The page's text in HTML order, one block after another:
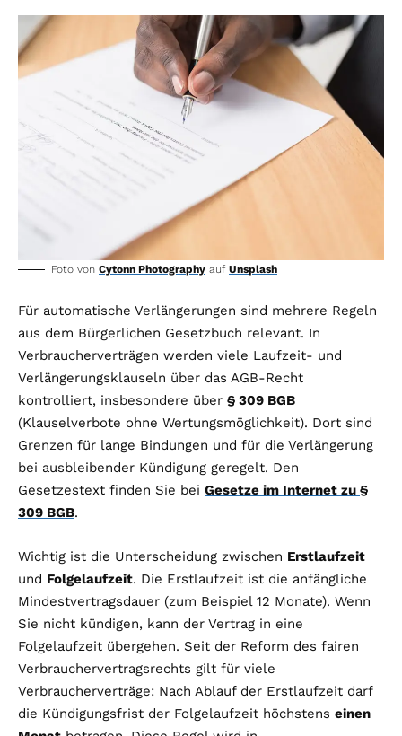
Foto von Cytonn Photography auf Unsplash
Für automatische Verlängerungen sind mehrere Regeln
aus dem Bürgerlichen Gesetzbuch relevant. In
Verbraucherverträgen werden viele Laufzeit- und
Verlängerungsklauseln über das AGB-Recht
kontrolliert, insbesondere über § 309 BGB
(Klauselverbote ohne Wertungsmöglichkeit). Dort sind
Grenzen für lange Bindungen und für die Verlängerung
bei ausbleibender Kündigung geregelt. Den
Gesetzestext finden Sie bei Gesetze im Internet zu §
309 BGB.
Wichtig ist die Unterscheidung zwischen Erstlaufzeit
und Folgelaufzeit. Die Erstlaufzeit ist die anfängliche
Mindestvertragsdauer (zum Beispiel 12 Monate). Wenn
Sie nicht kündigen, kann der Vertrag in eine
Folgelaufzeit übergehen. Seit der Reform des fairen
Verbrauchervertragsrechts gilt für viele
Verbraucherverträge: Nach Ablauf der Erstlaufzeit darf
die Kündigungsfrist der Folgelaufzeit höchstens einen